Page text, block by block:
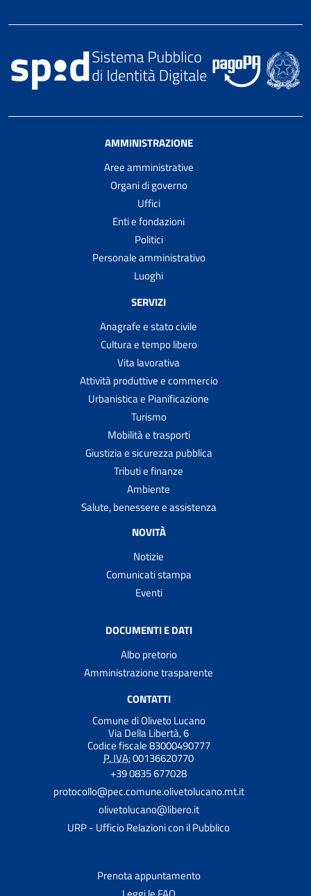
AMMINISTRAZIONE
Aree amministrative
Organi di governo
Uffici
Enti e fondazioni
Politici
Personale amministrativo
Luoghi
SERVIZI
Anagrafe e stato civile
Cultura e tempo libero
Vita lavorativa
Attività produttive e commercio
Urbanistica e Pianificazione
Turismo
Mobilità e trasporti
Giustizia e sicurezza pubblica
Tributi e finanze
Ambiente
Salute, benessere e assistenza
NOVITÀ
Notizie
Comunicati stampa
Eventi
DOCUMENTI E DATI
Albo pretorio
Amministrazione trasparente
CONTATTI
Comune di Oliveto Lucano
Via Della Libertà, 6
Codice fiscale 83000490777
P. IVA:00136620770
+39 0835 677028
protocollo@pec.comune.olivetolucano.mt.it
olivetolucano@libero.it
URP - Ufficio Relazioni con il Pubblico
Prenota appuntamento